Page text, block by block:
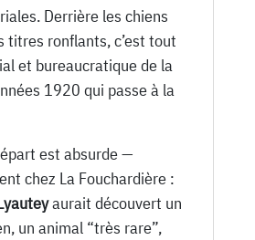
Derrière les chiens
titres ronflants, c’est tout
et bureaucratique de la
1920 qui passe à la
est absurde —
chez La Fouchardière :
aurait découvert un
un animal “très rare”,